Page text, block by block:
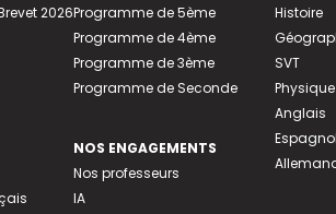
2026Programme de 5ème
Programme de 4ème
Programme de 3ème
Programme de Seconde
NOS ENGAGEMENTS
Nos professeurs
IA
Histoire
SVT
Anglais
Espagnol